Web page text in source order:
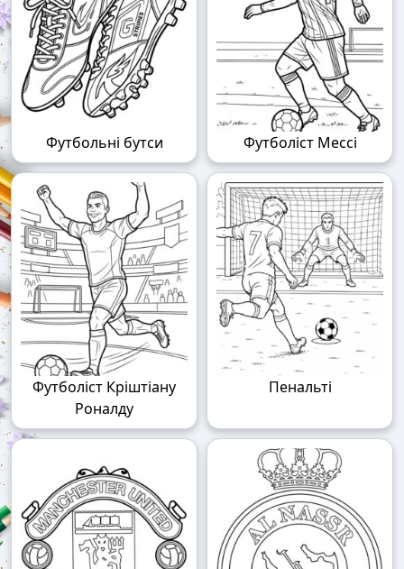
Футбольні бутси Футболіст Мессі
Футболіст Кріштіану
Роналду
Пенальті